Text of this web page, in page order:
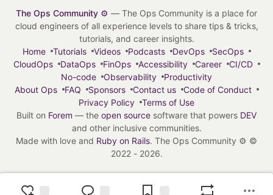
The Ops Community ⚙️ — The Ops Community is a place for
cloud engineers of all experience levels to share tips & tricks,
tutorials, and career insights.
Home
Tutorials Videos Podcasts DevOps
SecOps
CloudOps
DataOps FinOps Accessibility Career
CI/CD
No-code
Observability
Productivity
About Ops
FAQ Sponsors Contact us
Code of Conduct
Privacy Policy
Terms of Use
Built on Forem — the open source software that powers DEV
and other inclusive communities.
Made with love and Ruby on Rails. The Ops Community ⚙️ ©
2022 - 2026.